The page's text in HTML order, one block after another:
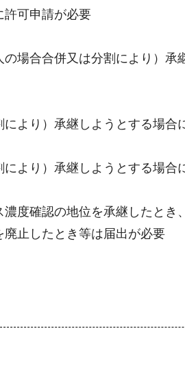
可申請が必要
場合合併又は分割により）承
より）承継しようとする場合
より）承継しようとする場合
度確認の地位を承継したとき
止したとき等は届出が必要